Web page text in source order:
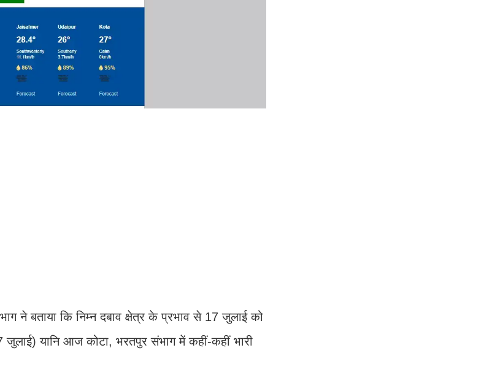
ने बताया कि निम्न दबाव क्षेत्र के प्रभाव से 17 जुलाई को
जुलाई) यानि आज कोटा, भरतपुर संभाग में कहीं-कहीं भारी